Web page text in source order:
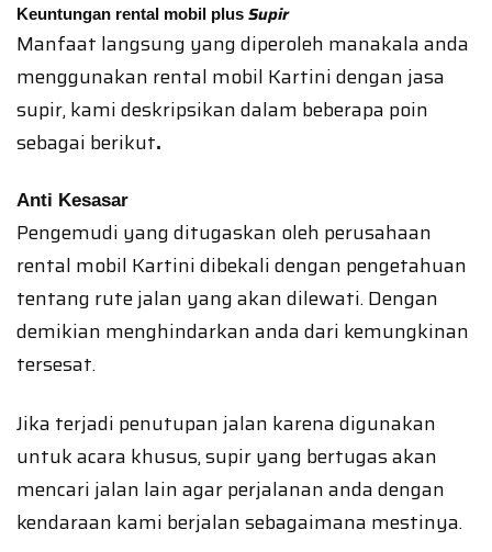
Keuntungan rental mobil plus Supir
Manfaat langsung yang diperoleh manakala anda
menggunakan rental mobil Kartini dengan jasa
supir, kami deskripsikan dalam beberapa poin
sebagai berikut.
Anti Kesasar
Pengemudi yang ditugaskan oleh perusahaan
rental mobil Kartini dibekali dengan pengetahuan
tentang rute jalan yang akan dilewati. Dengan
demikian menghindarkan anda dari kemungkinan
tersesat.
Jika terjadi penutupan jalan karena digunakan
untuk acara khusus, supir yang bertugas akan
mencari jalan lain agar perjalanan anda dengan
kendaraan kami berjalan sebagaimana mestinya.